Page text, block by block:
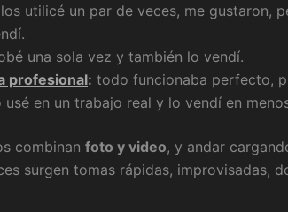
los utilicé un par de veces, me gustaron,
una sola vez y también lo vendí.
profesional: todo funcionaba perfecto,
en un trabajo real y lo vendí en
combinan foto y video, y andar
surgen tomas rápidas, improvisadas,